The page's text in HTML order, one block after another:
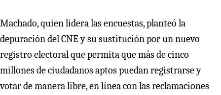
Machado, quien lidera las encuestas, planteó la
depuración del CNE y su sustitución por un nuevo
registro electoral que permita que más de cinco
millones de ciudadanos aptos puedan registrarse y
votar de manera libre, en línea con las reclamaciones